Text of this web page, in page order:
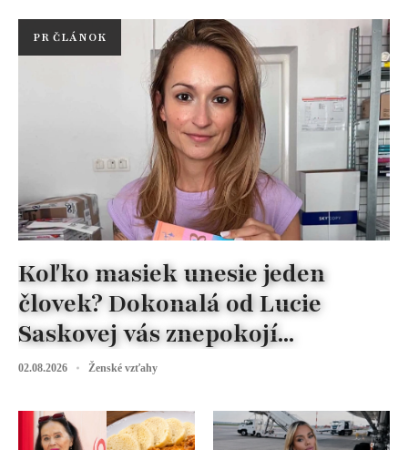
PR ČLÁNOK
Koľko masiek unesie jeden
človek? Dokonalá od Lucie
Saskovej vás znepokojí...
02.08.2026 Ženské vzťahy